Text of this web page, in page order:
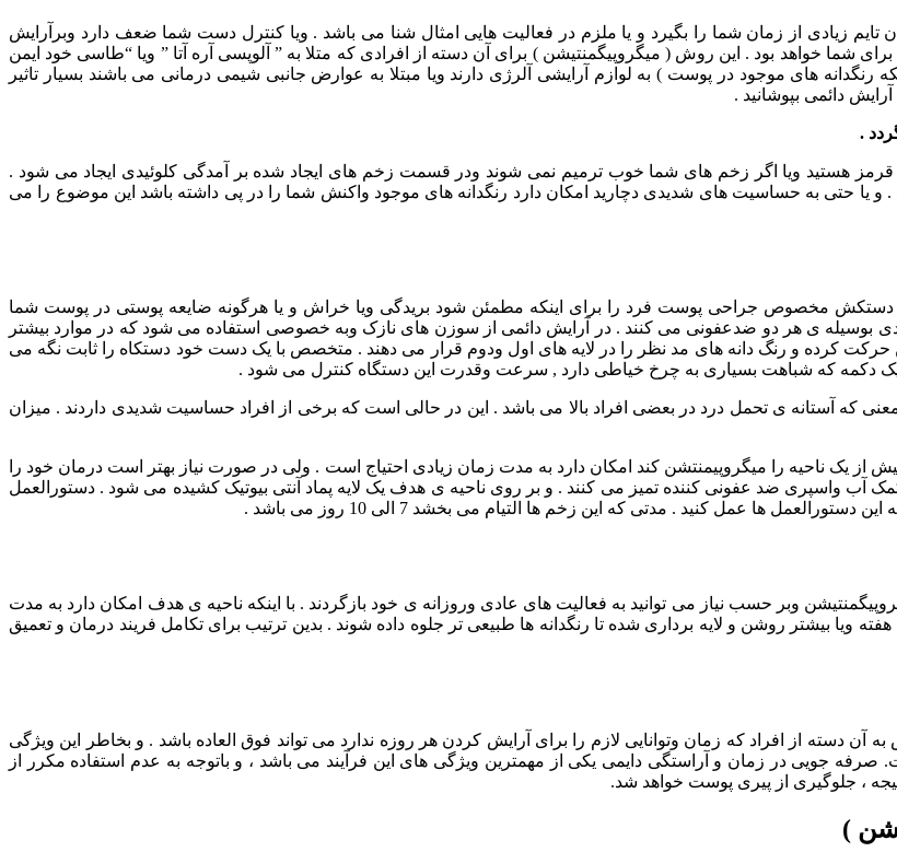
زیادی از زمان شما را بگیرد و یا ملزم در فعالیت هایی امثال شنا می باشد . ویا کنترل دست شما ضعف دارد وبرآرایش
شما خواهد بود . این روش ( میگروپیگمنتیشن ) برای آن دسته از افرادی که متلا به ” آلوپسی آره آتا ” ویا “طاسی خود ایمن
های موجود در پوست ) به لوازم آرایشی آلرژی دارند ویا مبتلا به عوارض جانبی شیمی درمانی می باشند بسیار تاثیر
دائمی بپوشانید .
.
قرمز هستید ویا اگر زخم های شما خوب ترمیم نمی شوند ودر قسمت زخم های ایجاد شده بر آمدگی کلوئیدی ایجاد می شود .
. و یا حتی به حساسیت های شدیدی دچارید امکان دارد رنگدانه های موجود واکنش شما را در پی داشته باشد این موضوع را می
دستکش مخصوص جراحی پوست فرد را برای اینکه مطمئن شود بریدگی ویا خراش و یا هرگونه ضایعه پوستی در پوست شما
بوسیله ی هر دو ضدعفونی می کنند . در آرایش دائمی از سوزن های نازک وبه خصوصی استفاده می شود که در موارد بیشتر
کرده و رنگ دانه های مد نظر را در لایه های اول ودوم قرار می دهند . متخصص با یک دست خود دستکاه را ثابت نگه می
دکمه که شباهت بسیاری به چرخ خیاطی دارد , سرعت وقدرت این دستگاه کنترل می شود .
که آستانه ی تحمل درد در بعضی افراد بالا می باشد . این در حالی است که برخی از افراد حساسیت شدیدی داردند . میزان
یک ناحیه را میگروپیمنتشن کند امکان دارد به مدت زمان زیادی احتیاج است . ولی در صورت نیاز بهتر است درمان خود را
آب واسپری ضد عفونی کننده تمیز می کنند . و بر روی ناحیه ی هدف یک لایه پماد آنتی بیوتیک کشیده می شود . دستورالعمل
ها عمل کنید . مدتی که این زخم ها التیام می بخشد 7 الی 10 روز می باشد .
وبر حسب نیاز می توانید به فعالیت های عادی وروزانه ی خود بازگردند . با اینکه ناحیه ی هدف امکان دارد به مدت
یک الی چند روز کبود ویا تورم داشته باشد . بیشتر اوقات ناحیه ی هدف در مدت 1 هفته ویا بیشتر روشن و لایه برداری شده تا رنگدانه ها طبیعی تر جلوه داده شوند . بدین ترتیب برای تکامل فریند درمان و تعمیق
آن دسته از افراد که زمان وتوانایی لازم را برای آرایش کردن هر روزه ندارد می تواند فوق العاده باشد . و بخاطر این ویژگی
صرفه جویی در زمان و آراستگی دایمی یکی از مهمترین ویژگی های این فرآیند می باشد ، و باتوجه به عدم استفاده مکرر از
، جلوگیری از پیری پوست خواهد شد.
)